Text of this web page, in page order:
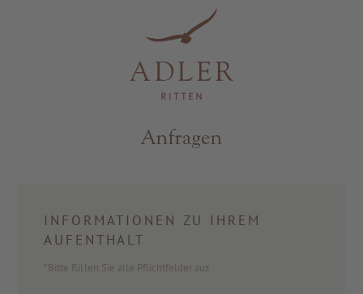
Resorts & Retreats
Anfragen
INFORMATIONEN ZU IHREM
AUFENTHALT
*Bitte füllen Sie alle Pflichtfelder aus